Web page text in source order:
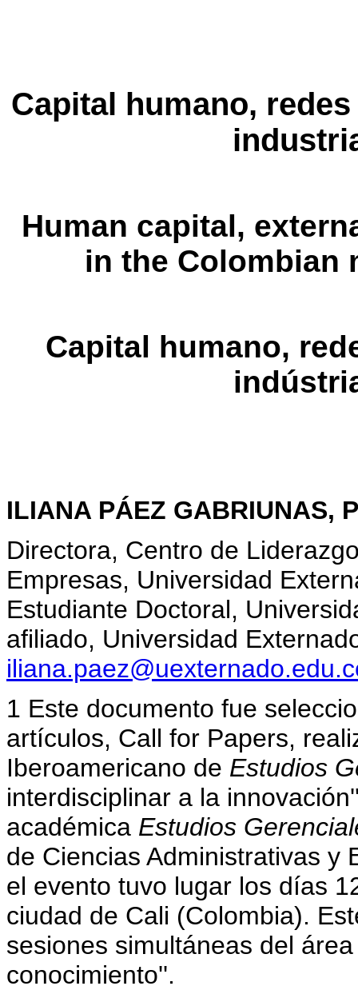
Capital humano,
Human capital,
in the Colombian
Capital humano,
ILIANA PÁEZ GABRIUNAS,
Directora, Centro de
Empresas, Universidad
Estudiante Doctoral,
afiliado, Universidad
1 Este documento fue
artículos, Call for Papers,
Iberoamericano de Estudios
interdisciplinar a la
académica Estudios
de Ciencias Administrativas y
el evento tuvo lugar los días
ciudad de Cali (Colombia).
sesiones simultáneas del
conocimiento''.